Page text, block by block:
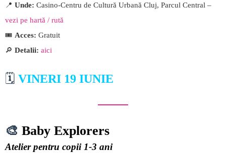
📍 Unde: Casino-Centru de Cultură Urbană Cluj, Parcul Central –
vezi pe hartă / rută
🎟️ Acces: Gratuit
🔎 Detalii: aici
🗓️ VINERI 19 IUNIE
🎨 Baby Explorers
Atelier pentru copii 1-3 ani